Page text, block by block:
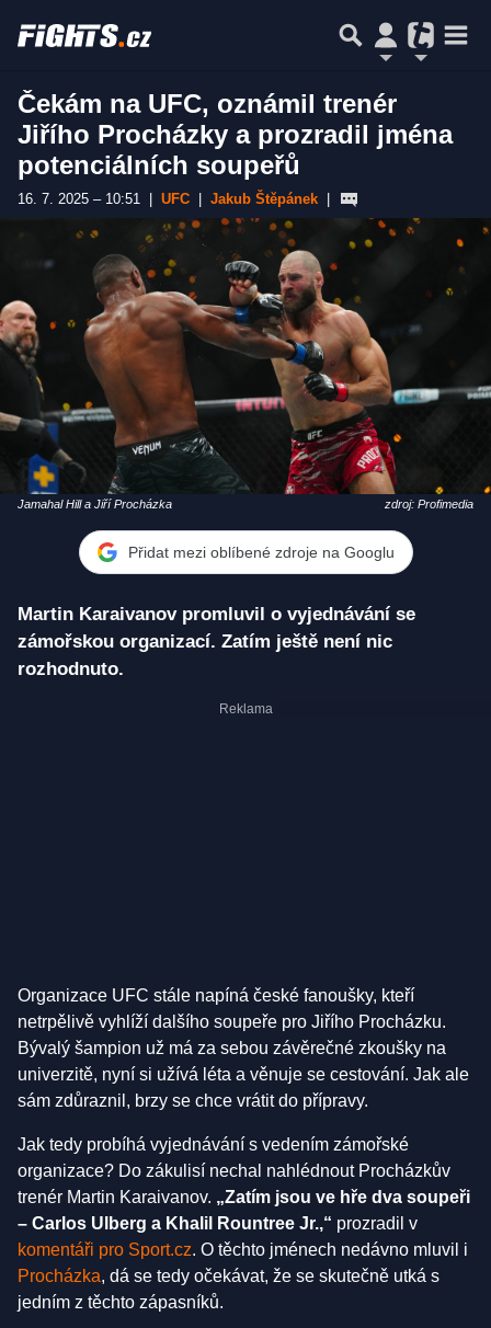
Čekám na UFC, oznámil trenér
Jiřího Procházky a prozradil jména
potenciálních soupeřů
16. 7. 2025 – 10:51 UFC Jakub Štěpánek
Jamahal Hill a Jiří Procházka zdroj: Profimedia
Přidat mezi oblíbené zdroje na Googlu
Martin Karaivanov promluvil o vyjednávání se
zámořskou organizací. Zatím ještě není nic
rozhodnuto.
Organizace UFC stále napíná české fanoušky, kteří
netrpělivě vyhlíží dalšího soupeře pro Jiřího Procházku.
Bývalý šampion už má za sebou závěrečné zkoušky na
univerzitě, nyní si užívá léta a věnuje se cestování. Jak ale
sám zdůraznil, brzy se chce vrátit do přípravy.
Jak tedy probíhá vyjednávání s vedením zámořské
organizace? Do zákulisí nechal nahlédnout Procházkův
trenér Martin Karaivanov. „Zatím jsou ve hře dva soupeři
– Carlos Ulberg a Khalil Rountree Jr.,“ prozradil v
komentáři pro Sport.cz. O těchto jménech nedávno mluvil i
Procházka, dá se tedy očekávat, že se skutečně utká s
jedním z těchto zápasníků.